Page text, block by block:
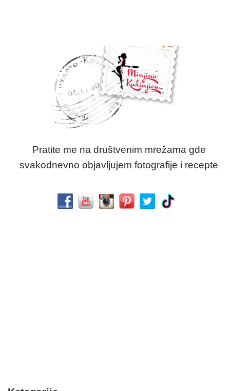
Pratite me na društvenim mrežama gde
svakodnevno objavljujem fotografije i recepte